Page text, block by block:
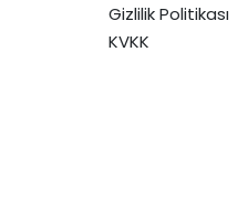
Gizlilik Politikası
KVKK